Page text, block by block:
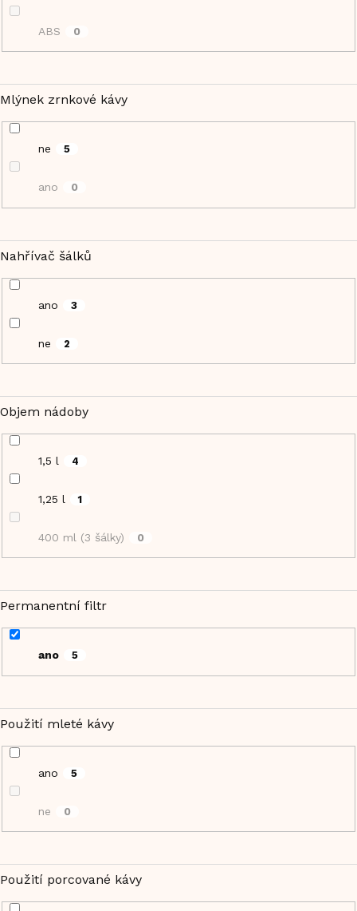
ABS 0
Mlýnek zrnkové kávy
ne 5
ano 0
Nahřívač šálků
ano 3
ne 2
Objem nádoby
1,5 l 4
1,25 l 1
400 ml (3 šálky) 0
Permanentní filtr
ano 5
Použití mleté kávy
ano 5
ne 0
Použití porcované kávy